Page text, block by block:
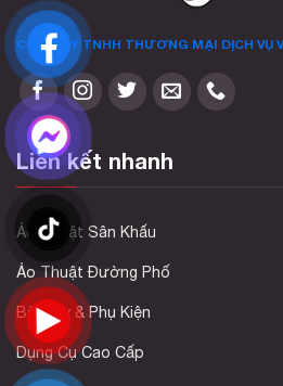
CÔNG TY TNHH THƯƠNG MẠI DỊCH VỤ
Liên kết nhanh
Ảo Thuật Sân Khấu
Ảo Thuật Đường Phố
Bài Tây & Phụ Kiện
Dụng Cụ Cao Cấp